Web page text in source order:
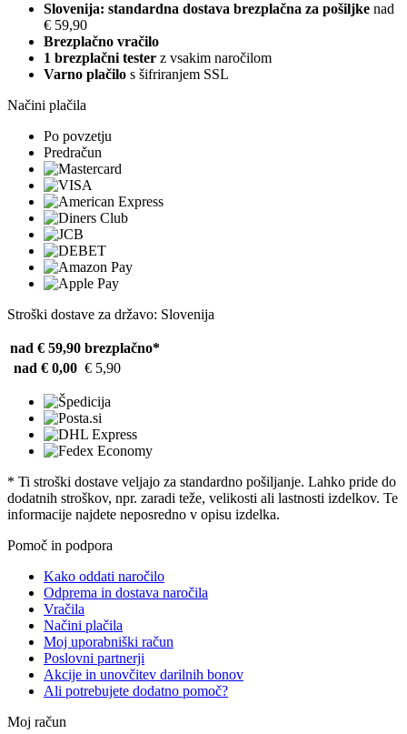
Slovenija: standardna dostava brezplačna za pošiljke nad
€ 59,90
Brezplačno vračilo
1 brezplačni tester z vsakim naročilom
Varno plačilo s šifriranjem SSL
Načini plačila
Po povzetju
Predračun
Stroški dostave za državo: Slovenija
nad € 59,90 brezplačno*
nad € 0,00 € 5,90
* Ti stroški dostave veljajo za standardno pošiljanje. Lahko pride do
dodatnih stroškov, npr. zaradi teže, velikosti ali lastnosti izdelkov. Te
informacije najdete neposredno v opisu izdelka.
Pomoč in podpora
Kako oddati naročilo
Odprema in dostava naročila
Vračila
Načini plačila
Moj uporabniški račun
Poslovni partnerji
Akcije in unovčitev darilnih bonov
Ali potrebujete dodatno pomoč?
Moj račun